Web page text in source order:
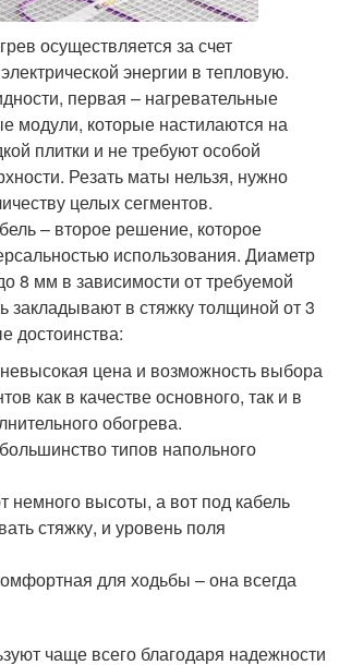
осуществляется за счет
энергии в тепловую.
первая – нагревательные
модули, которые настилаются на
плитки и не требуют особой
Резать маты нельзя, нужно
целых сегментов.
– второе решение, которое
использования. Диаметр
8 мм в зависимости от требуемой
закладывают в стяжку толщиной от 3
достоинства:
цена и возможность выбора
как в качестве основного, так и в
обогрева.
типов напольного
немного высоты, а вот под кабель
стяжку, и уровень поля
для ходьбы – она всегда
чаще всего благодаря надежности